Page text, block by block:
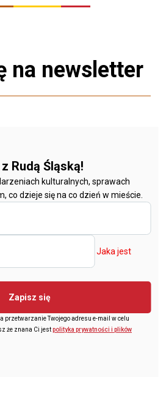
na newsletter
Rudą Śląską!
kulturalnych, sprawach
co dzieje się na co dzień w mieście.
Jaka jest
Zapisz się
przetwarzanie Twojego adresu e-mail w celu
że znana Ci jestpolityka prywatności i plików